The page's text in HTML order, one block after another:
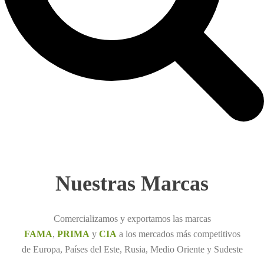
Nuestras Marcas
Comercializamos y exportamos las marcas
FAMA, PRIMA y CIA a los mercados más competitivos
de Europa, Países del Este, Rusia, Medio Oriente y Sudeste